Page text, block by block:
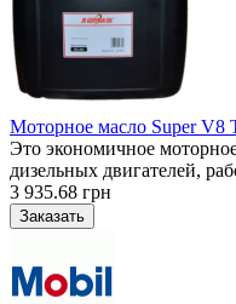
Моторное масло Super V8
Это экономичное
дизельных двигателей,
3 935.68 грн